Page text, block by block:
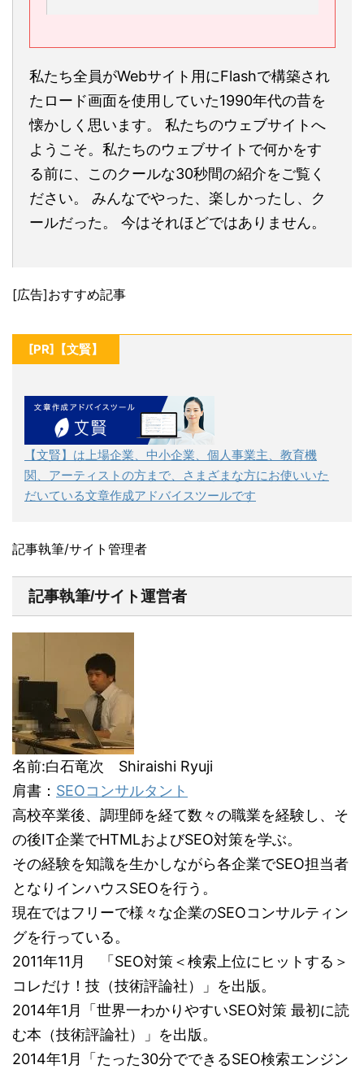
私たち全員がWebサイト用にFlashで構築され
たロード画面を使用していた1990年代の昔を
懐かしく思います。 私たちのウェブサイトへ
ようこそ。私たちのウェブサイトで何かをす
る前に、このクールな30秒間の紹介をご覧く
ださい。 みんなでやった、楽しかったし、ク
ールだった。 今はそれほどではありません。
[広告]おすすめ記事
[PR]【文賢】
【文賢】は上場企業、中小企業、個人事業主、教育機
関、アーティストの方まで、さまざまな方にお使いいた
だいている文章作成アドバイスツールです
記事執筆/サイト管理者
記事執筆/サイト運営者
名前:白石竜次 Shiraishi Ryuji
肩書： SEOコンサルタント
高校卒業後、調理師を経て数々の職業を経験し、そ
の後IT企業でHTMLおよびSEO対策を学ぶ。
その経験を知識を生かしながら各企業でSEO担当者
となりインハウスSEOを行う。
現在ではフリーで様々な企業のSEOコンサルティン
グを行っている。
2011年11月 「SEO対策＜検索上位にヒットする＞
コレだけ！技（技術評論社）」を出版。
2014年1月「世界一わかりやすいSEO対策 最初に読
む本（技術評論社）」を出版。
2014年1月「たった30分でできるSEO検索エンジン